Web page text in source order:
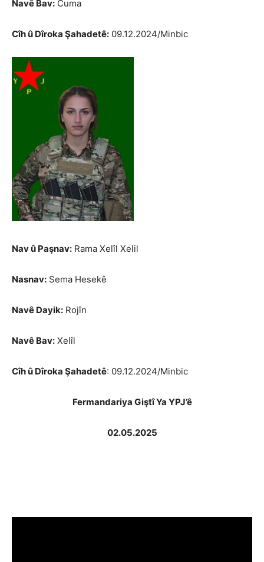
Navê Bav: Cuma
Cîh û Dîroka Şahadetê: 09.12.2024/Minbic
Nav û Paşnav: Rama Xelîl Xelil
Nasnav: Sema Hesekê
Navê Dayik: Rojîn
Navê Bav: Xelîl
Cîh û Dîroka Şahadetê: 09.12.2024/Minbic
Fermandariya Giştî Ya YPJ’ê
02.05.2025